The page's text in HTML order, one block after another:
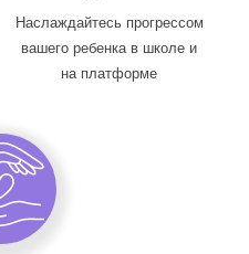
Наслаждайтесь прогрессом
вашего ребенка в школе и
на платформе